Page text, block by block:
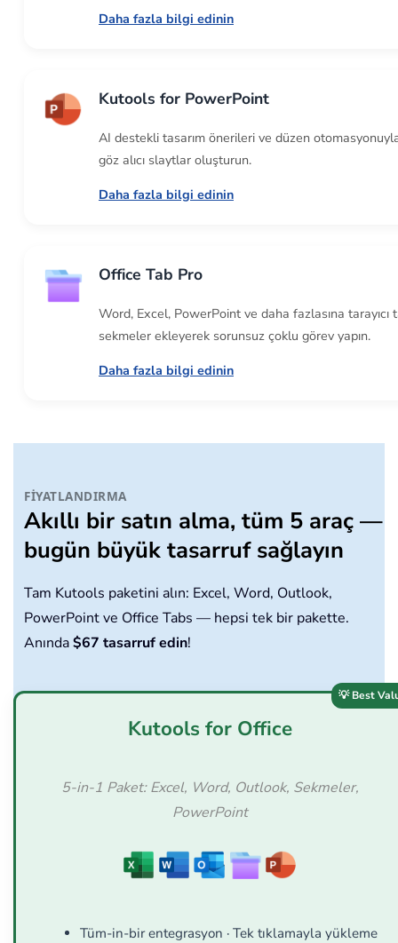
Daha fazla bilgi edinin
Kutools for PowerPoint
AI destekli tasarım önerileri ve düzen
göz alıcı slaytlar oluşturun.
Daha fazla bilgi edinin
Office Tab Pro
Word, Excel, PowerPoint ve daha fazlasına tarayıcı
sekmeler ekleyerek sorunsuz çoklu görev yapın.
Daha fazla bilgi edinin
FIYATLANDIRMA
Akıllı bir satın alma, tüm 5 araç —
bugün büyük tasarruf sağlayın
Tam Kutools paketini alın: Excel, Word, Outlook,
PowerPoint ve Office Tabs — hepsi tek bir pakette.
Anında$67 tasarruf edin!
Kutools for Office
5-in-1 Paket: Excel, Word, Outlook, Sekmeler,
PowerPoint
Tüm-in-bir entegrasyon · Tek tıklamayla yükleme